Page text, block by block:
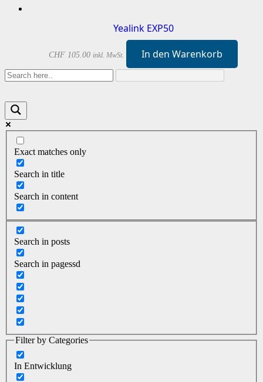
Yealink EXP50
CHF 105.00 inkl. MwSt. In den Warenkorb
Exact matches only
Search in title
Search in content
Search in posts
Search in pagessd
Filter by Categories
In Entwicklung